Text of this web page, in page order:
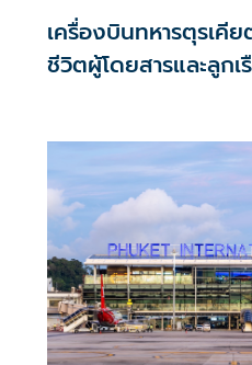
เครื่องบินทหารตุรเคีย
ชีวิตผู้โดยสารและลูก